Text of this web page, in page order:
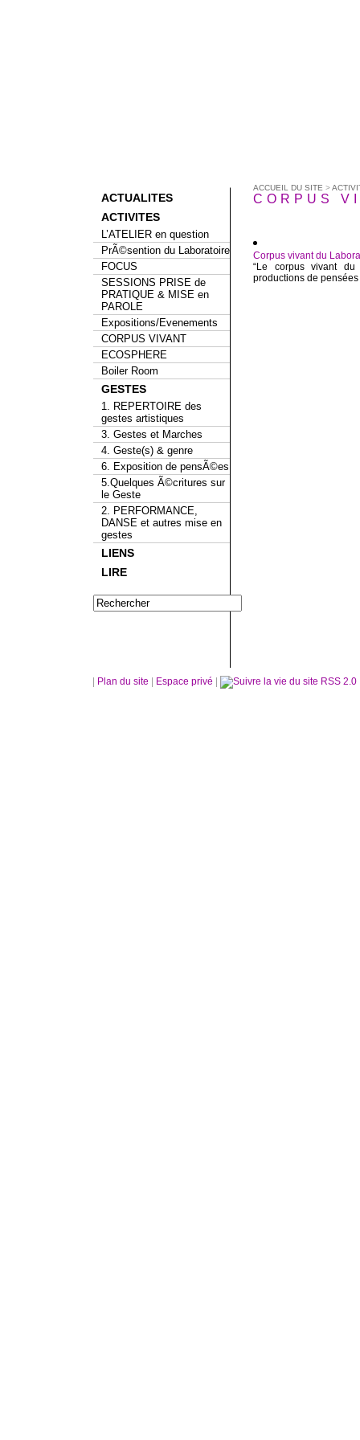
ACTUALITES
ACTIVITES
L’ATELIER en question
PrÃ©sention du Laboratoire
FOCUS
SESSIONS PRISE de
PRATIQUE & MISE en
PAROLE
Expositions/Evenements
CORPUS VIVANT
ECOSPHERE
Boiler Room
GESTES
1. REPERTOIRE des
gestes artistiques
3. Gestes et Marches
4. Geste(s) & genre
6. Exposition de pensÃ©es
5.Quelques Ã©critures sur
le Geste
2. PERFORMANCE,
DANSE et autres mise en
gestes
LIENS
LIRE
ACCUEIL DU SITE >
CORPUS
Corpus vivant du
“Le corpus vivant du
productions de
Plan du site Espace privé RSS 2.0